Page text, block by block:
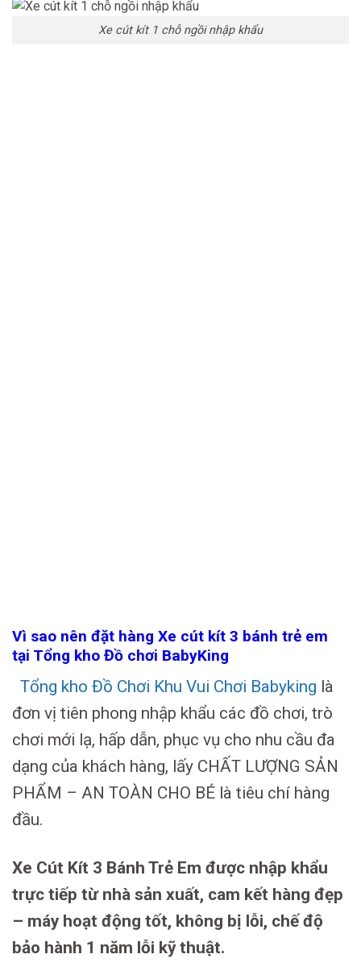
Xe cút kít 1 chỗ ngồi nhập khẩu
Vì sao nên đặt hàng Xe cút kít 3 bánh trẻ em
tại Tổng kho Đồ chơi BabyKing
Tổng kho Đồ Chơi Khu Vui Chơi Babyking là
đơn vị tiên phong nhập khẩu các đồ chơi, trò
chơi mới lạ, hấp dẫn, phục vụ cho nhu cầu đa
dạng của khách hàng, lấy CHẤT LƯỢNG SẢN
PHẨM – AN TOÀN CHO BÉ là tiêu chí hàng
đầu.
Xe Cút Kít 3 Bánh Trẻ Em được nhập khẩu
trực tiếp từ nhà sản xuất, cam kết hàng đẹp
– máy hoạt động tốt, không bị lỗi, chế độ
bảo hành 1 năm lỗi kỹ thuật.